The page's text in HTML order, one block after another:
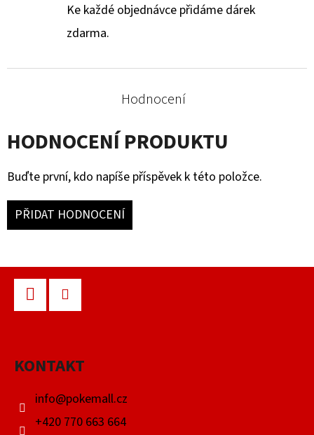
Ke každé objednávce přidáme dárek
zdarma.
Hodnocení
HODNOCENÍ PRODUKTU
Buďte první, kdo napíše příspěvek k této položce.
PŘIDAT HODNOCENÍ
KONTAKT
info@pokemall.cz
+420 770 663 664